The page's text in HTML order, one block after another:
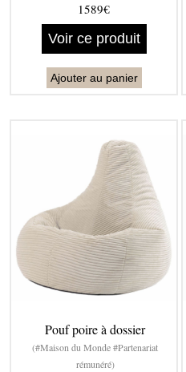
1589€
Voir ce produit
Ajouter au panier
Pouf poire à dossier
(#Maison du Monde #Partenariat
rémunéré)